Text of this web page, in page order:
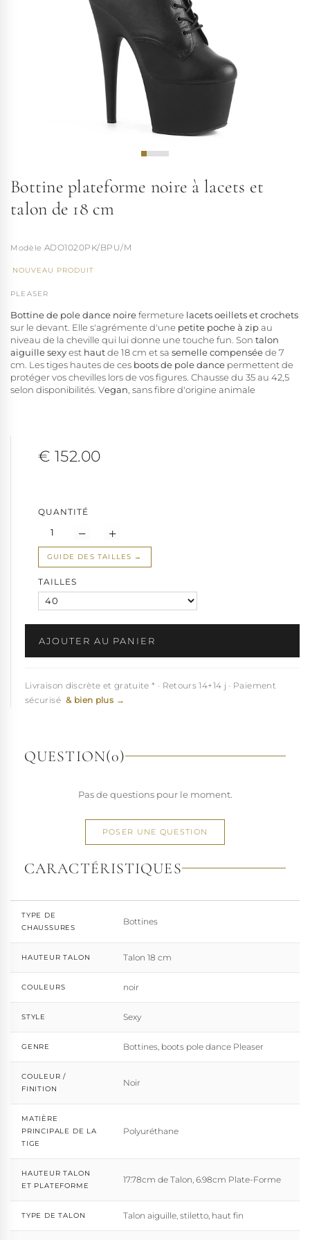
Bottine plateforme noire à lacets et
talon de 18 cm
ADO1020PK/BPU/M
NOUVEAU PRODUIT
PLEASER
Bottine de pole dance noirefermeture lacets oeillets et crochets
sur le devant. Elle s'agrémente d'une petite poche à zipau
niveau de la cheville qui lui donne une touche fun. Son talon
aiguille sexyest hautde 18 cm et sa semelle compenséede 7
cm. Les tiges hautes de ces boots de pole dance permettent de
protéger vos chevilles lors de vos figures. Chausse du 35 au 42,5
selon disponibilités. Vegan , sans fibre d'origine animale
€ 152.00
QUANTITÉ
GUIDE DES TAILLES
TAILLES
AJOUTER AU PANIER
Livraison discrète et gratuite * · Retours 14+14 j · Paiement
sécurisé & bien plus →
QUESTION(0)
Pas de questions pour le moment.
POSER UNE QUESTION
CARACTÉRISTIQUES
TYPE DE
CHAUSSURES
Bottines
HAUTEUR TALON Talon 18 cm
COULEURS noir
STYLE Sexy
GENRE Bottines, boots pole dance Pleaser
COULEUR /
FINITION
Noir
MATIÈRE
PRINCIPALE DE LA
TIGE
Polyuréthane
HAUTEUR TALON
ET PLATEFORME
17.78cm de Talon, 6.98cm Plate-Forme
TYPE DE TALON Talon aiguille, stiletto, haut fin